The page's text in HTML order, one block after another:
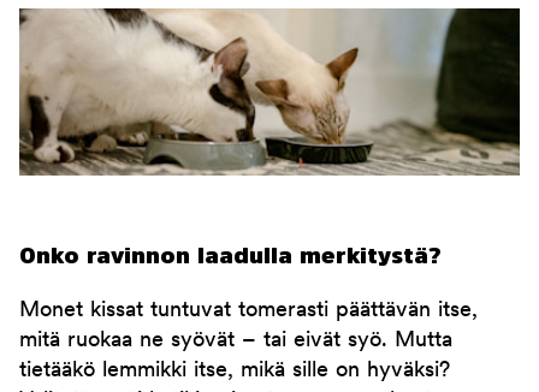
Onko ravinnon laadulla merkitystä?
Monet kissat tuntuvat tomerasti päättävän itse,
mitä ruokaa ne syövät – tai eivät syö. Mutta
tietääkö lemmikki itse, mikä sille on hyväksi?